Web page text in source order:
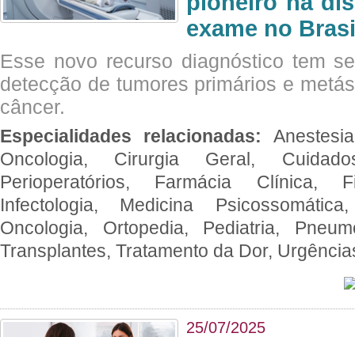
exame no
Esse novo recurso diagnóstico tem
detecção de tumores primários e
câncer.
Especialidades relacionadas:
Oncologia, Cirurgia Geral,
Perioperatórios, Farmácia Clínica,
Infectologia, Medicina
Oncologia, Ortopedia, Pediatria,
Transplantes, Tratamento da Dor,
25/07/2025